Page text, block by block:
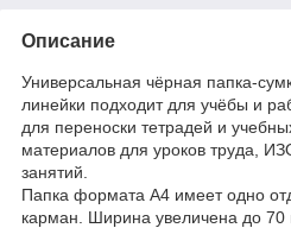
Описание
Универсальная чёрная папка-
линейки подходит для учёбы и
для переноски тетрадей и
материалов для уроков труда,
занятий.
Папка формата А4 имеет одно
карман. Ширина увеличена до 70